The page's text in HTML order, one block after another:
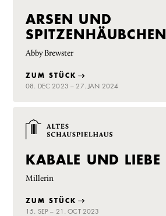
ARSEN UND
SPITZENHÄUBCHEN
Abby Brewster
ZUM STÜCK
08. DEC 2023 – 27. JAN 2024
KABALE UND LIEBE
Millerin
ZUM STÜCK
15. SEP – 21. OCT 2023